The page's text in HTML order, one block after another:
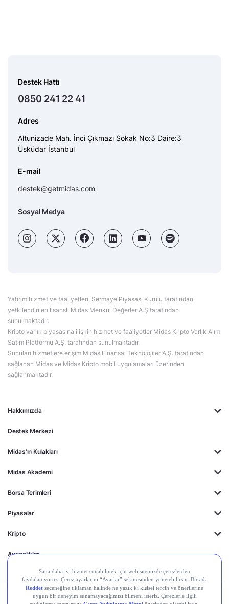
Hakkımızda
Destek Merkezi
Midas'ın Kulakları
Midas Akademi
Borsa Terimleri
Piyasalar
Kripto
Ayrıcalıklar
Destek Hattı
0850 241 22 41
Adres
Altunizade Mah. İnci Çıkmazı Sokak No:3 Daire:3
Üsküdar İstanbul
E-mail
destek@getmidas.com
Sosyal Medya
Yatırım hizmet ve faaliyetleri, Sermaye Piyasası Kurulu tarafından
yetkilendirilen lisanslı Midas Menkul Değerler A.Ş tarafından
sunulmaktadır.
Kripto varlık piyasasına ilişkin hizmet ve faaliyetler Midas Kripto Varlık Alım
Satım Platformu A.Ş. tarafından sunulmaktadır.
Sunulan hizmetlere erişim Midas Finansal Teknolojiler A.Ş. tarafından
sağlanan Midas ve Midas Kripto mobil uygulamaları üzerinden
sağlanmaktadır.